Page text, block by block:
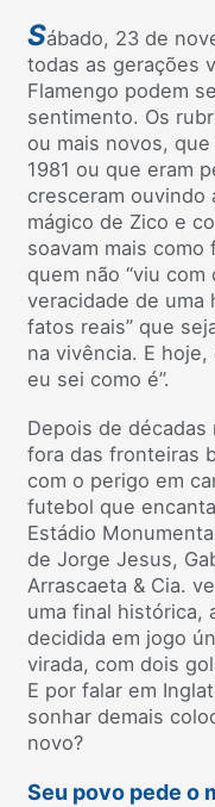
Sábado, 23 de
todas as gerações
Flamengo podem
sentimento. Os
ou mais novos,
1981 ou que eram
cresceram ouvindo
mágico de Zico e
soavam mais como
quem não “viu com
veracidade de uma
fatos reais” que
na vivência. E hoje,
eu sei como é”.
Depois de décadas
fora das fronteiras
com o perigo em
futebol que
Estádio
de Jorge Jesus,
Arrascaeta & Cia.
uma final histórica,
decidida em jogo
virada, com dois
E por falar em
sonhar demais
novo?
Seu povo pede o